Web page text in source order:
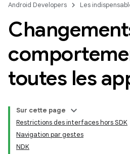
Android Developers Les
toutes les
Sur cette page
Restrictions des interfaces hors SDK
Navigation par gestes
NDK